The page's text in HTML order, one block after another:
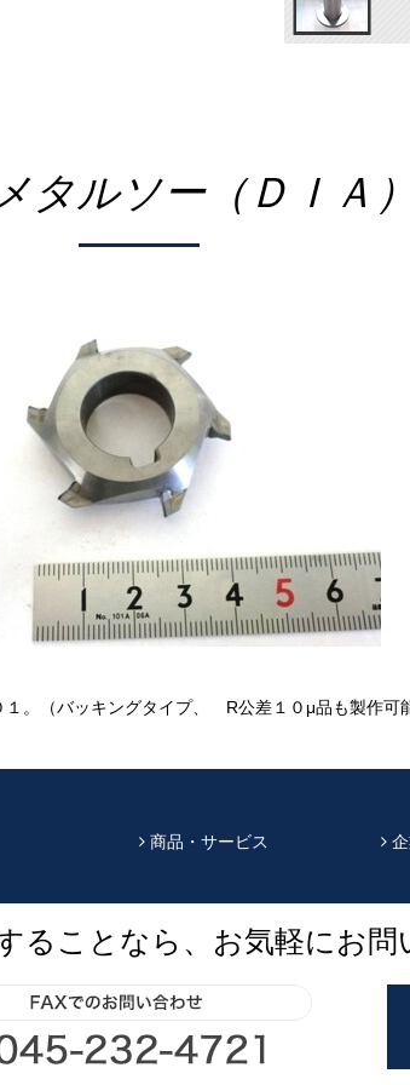
タルソー（ＤＩＡ
。（バッキングタイプ、 R公差１０μ品も製作可
商品・サービス
ることなら、お気軽にお